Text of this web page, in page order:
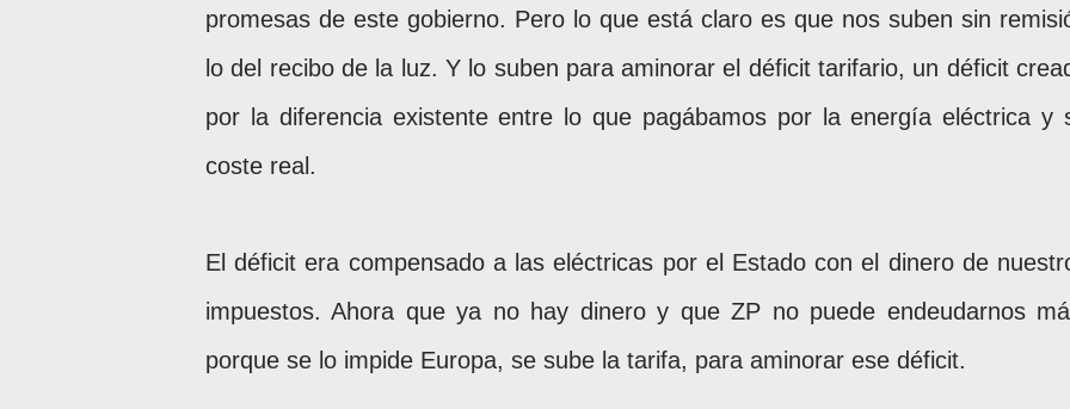
promesas de este gobierno. Pero lo que está claro es que nos suben sin
lo del recibo de la luz. Y lo suben para aminorar el déficit tarifario, un déficit
por la diferencia existente entre lo que pagábamos por la energía eléctrica y
coste real.
El déficit era compensado a las eléctricas por el Estado con el dinero de
impuestos. Ahora que ya no hay dinero y que ZP no puede endeudarnos
porque se lo impide Europa, se sube la tarifa, para aminorar ese déficit.